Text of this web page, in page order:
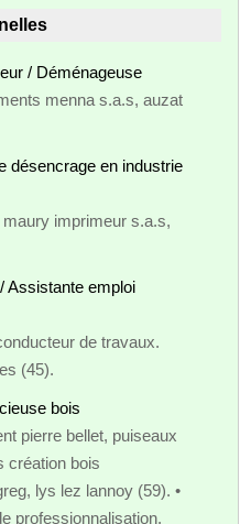
/ Déménageuse
menna s.a.s, auzat
désencrage en industrie
imprimeur s.a.s,
Assistante emploi
de travaux.
(45).
bois
pierre bellet, puiseaux
création bois
lys lez lannoy (59). •
professionnalisation.